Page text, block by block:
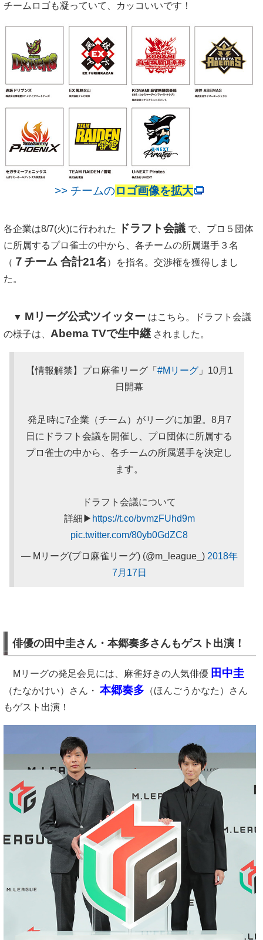
チームロゴも凝っていて、カッコいいです！
>> チームのロゴ画像を拡大
各企業は8/7(火)に行われた ドラフト会議 で、プロ５団体
に所属するプロ雀士の中から、各チームの所属選手３名
（ ７チーム 合計21名 ）を指名。交渉権を獲得しまし
た。
▼ Mリーグ公式ツイッター はこちら。ドラフト会議
の様子は、 Abema TVで生中継 されました。
【情報解禁】プロ麻雀リーグ「 #Mリーグ」10月1
日開幕
発足時に7企業（チーム）がリーグに加盟。8月7
日にドラフト会議を開催し、プロ団体に所属する
プロ雀士の中から、各チームの所属選手を決定し
ます。
ドラフト会議について
詳細▶ https://t.co/bvmzFUhd9m
pic.twitter.com/80yb0GdZC8
— Mリーグ(プロ麻雀リーグ) (@m_league_) 2018年
7月17日
俳優の田中圭さん・本郷奏多さんもゲスト出演！
Mリーグの発足会見には、麻雀好きの人気俳優 田中圭
（たなかけい）さん・ 本郷奏多 （ほんごうかなた）さん
もゲスト出演！